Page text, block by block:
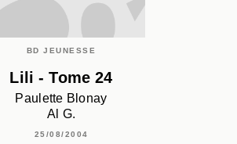
BD JEUNESSE
Lili - Tome 24
Paulette Blonay
Al G.
25/08/2004